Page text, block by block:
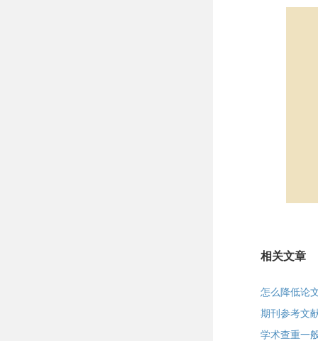
相关文章
怎么降低论
期刊参考文
学术查重一